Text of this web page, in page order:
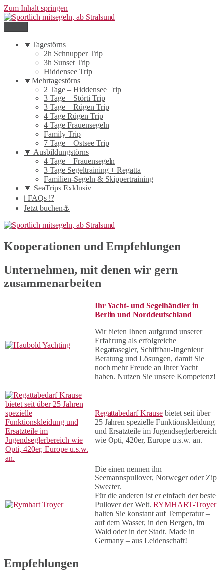
Zum Inhalt springen
Sportlich mitsegeln, ab Stralsund
nach Hiddensee, um Rügen und auf der Ostsee
🔽Tagestörns
2h Schnupper Trip
3h Sunset Trip
Hiddensee Trip
🔽Mehrtagestörns
2 Tage – Hiddensee Trip
3 Tage – Störti Trip
3 Tage – Rügen Trip
4 Tage Rügen Trip
4 Tage Frauensegeln
Family Trip
7 Tage – Ostsee Trip
🔽 Ausbildungstörns
4 Tage – Frauensegeln
3 Tage Segeltraining + Regatta
Familien-Segeln & Skippertraining
🔽 SeaTrips Exklusiv
ℹ️ FAQs ⁉️
Jetzt buchen⚓️
Kooperationen und Empfehlungen
Unternehmen, mit denen wir gern
zusammenarbeiten
Ihr Yacht- und Segelhändler in
Berlin und Norddeutschland
Wir bieten Ihnen aufgrund unserer
Erfahrung als erfolgreiche
Regattasegler, Schiffbau-Ingenieur
Beratung und Lösungen, damit Sie
noch mehr Freude an Ihrer Yacht
haben. Nutzen Sie unsere Kompetenz!
Regattabedarf Krause bietet seit über
25 Jahren spezielle Funktionskleidung
und Ersatzteile im Jugendseglerbereich
wie Opti, 420er, Europe u.s.w. an.
Die einen nennen ihn
Seemannspullover, Norweger oder Zip
Sweater.
Für die anderen ist er einfach der beste
Pullover der Welt. RYMHART-Troyer
halten Sie konstant auf Temperatur –
auf dem Wasser, in den Bergen, im
Wald oder in der Stadt. Made in
Germany – aus Leidenschaft!
Empfehlungen